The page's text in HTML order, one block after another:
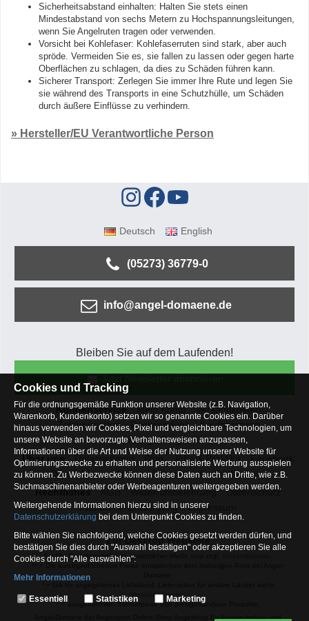
Sicherheitsabstand einhalten: Halten Sie stets einen
Mindestabstand von sechs Metern zu Hochspannungsleitungen,
wenn Sie Angelruten tragen oder verwenden.
Vorsicht bei Kohlefaser: Kohlefaserruten sind stark, aber auch
spröde. Vermeiden Sie es, sie fallen zu lassen oder gegen harte
Oberflächen zu schlagen, da dies zu Schäden führen kann.
Sicherer Transport: Zerlegen Sie immer Ihre Rute und legen Sie
sie während des Transports in eine Schutzhülle, um Schäden
durch äußere Einflüsse zu verhindern.
» Hersteller/EU Verantwortliche Person
Deutsch English
(05273) 36779-0
info@angel-domaene.de
Bleiben Sie auf dem Laufenden!
Kundenservice Mein Konto
Versandkosten
Zahlungsarten
Rücksendung
Kaufberatung
Häufige Fragen
Über uns
Unternehmen Blog Jobs & Praktika
Facebook
Osterfeldsee
Archiv Sitemap
Kontaktformular
Rechtliches
AGB Widerrufsbelehrung
Datenschutz
Altbatterie-Entsorgung
Impressum
Zur Desktop Webseite
* = Alle Preisangaben inkl. gesetzlicher MwSt. und zzgl.
Versandinfoseite.
2= ausgenommen Sonderpeise und preisgebundene Produkte.
Cookies und Tracking
Für die ordnungsgemäße Funktion unserer Website (z.B. Navigation,
Warenkorb, Kundenkonto) setzen wir so genannte Cookies ein. Darüber
hinaus verwenden wir Cookies, Pixel und vergleichbare Technologien, um
unsere Website an bevorzugte Verhaltensweisen anzupassen,
Informationen über die Art und Weise der Nutzung unserer Website für
Optimierungszwecke zu erhalten und personalisierte Werbung ausspielen
zu können. Zu Werbezwecke können diese Daten auch an Dritte, wie z.B.
Suchmaschinenanbieter oder Werbeagenturen weitergegeben werden.
Weitergehende Informationen hierzu sind in unserer
Datenschutzerklärung bei dem Unterpunkt Cookies zu finden.
Bitte wählen Sie nachfolgend, welche Cookies gesetzt werden dürfen, und
bestätigen Sie dies durch "Auswahl bestätigen" oder akzeptieren Sie alle
Cookies durch "Alle auswählen":
Mehr Informationen
Essentiell
Essentiell Statistiken Marketing